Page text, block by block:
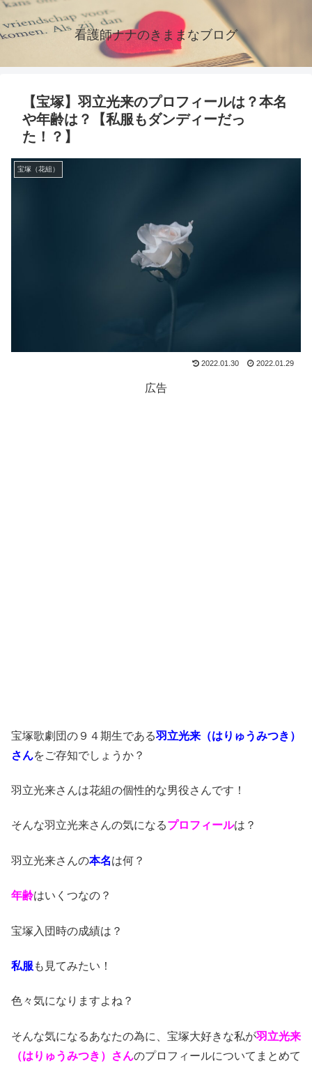
看護師ナナのきままなブログ
【宝塚】羽立光来のプロフィールは？本名
や年齢は？【私服もダンディーだっ
た！？】
宝塚（花組）
2022.01.30 2022.01.29
広告
宝塚歌劇団の９４期生である羽立光来（はりゅうみつき）
さんをご存知でしょうか？
羽立光来さんは花組の個性的な男役さんです！
そんな羽立光来さんの気になるプロフィールは？
羽立光来さんの本名は何？
年齢はいくつなの？
宝塚入団時の成績は？
私服 も見てみたい！
色々気になりますよね？
そんな気になるあなたの為に、宝塚大好きな私が羽立光来
（はりゅうみつき）さんのプロフィールについてまとめて